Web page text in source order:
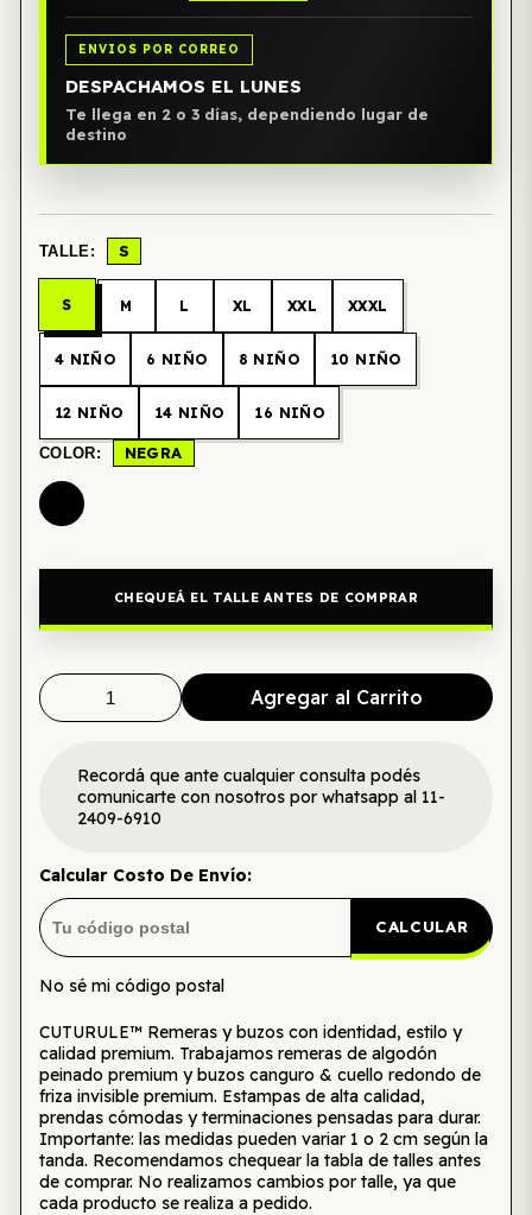
ENVIOS POR CORREO
DESPACHAMOS EL LUNES
Te llega en 2 o 3 días, dependiendo lugar de
destino
TALLE: S
S M L XL XXL XXXL
4 NIÑO 6 NIÑO 8 NIÑO 10 NIÑO
12 NIÑO 14 NIÑO 16 NIÑO
COLOR: NEGRA
CHEQUEÁ EL TALLE ANTES DE COMPRAR
Agregar al Carrito
Recordá que ante cualquier consulta podés
comunicarte con nosotros por whatsapp al 11-
2409-6910
Calcular Costo De Envío:
CALCULAR
No sé mi código postal
CUTURULE™ Remeras y buzos con identidad, estilo y
calidad premium. Trabajamos remeras de algodón
peinado premium y buzos canguro & cuello redondo de
friza invisible premium. Estampas de alta calidad,
prendas cómodas y terminaciones pensadas para durar.
Importante: las medidas pueden variar 1 o 2 cm según la
tanda. Recomendamos chequear la tabla de talles antes
de comprar. No realizamos cambios por talle, ya que
cada producto se realiza a pedido.